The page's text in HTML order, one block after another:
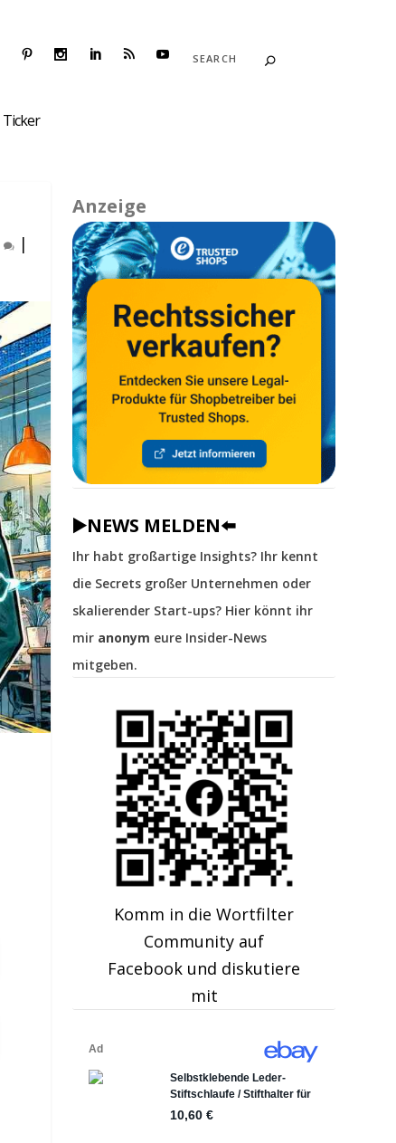
Ticker
|
Anzeige
▶️NEWS MELDEN⬅️
Ihr habt großartige Insights? Ihr kennt
die Secrets großer Unternehmen oder
skalierender Start-ups? Hier könnt ihr
mir anonym eure Insider-News
mitgeben.
Komm in die Wortfilter
Community auf
Facebook und diskutiere
mit